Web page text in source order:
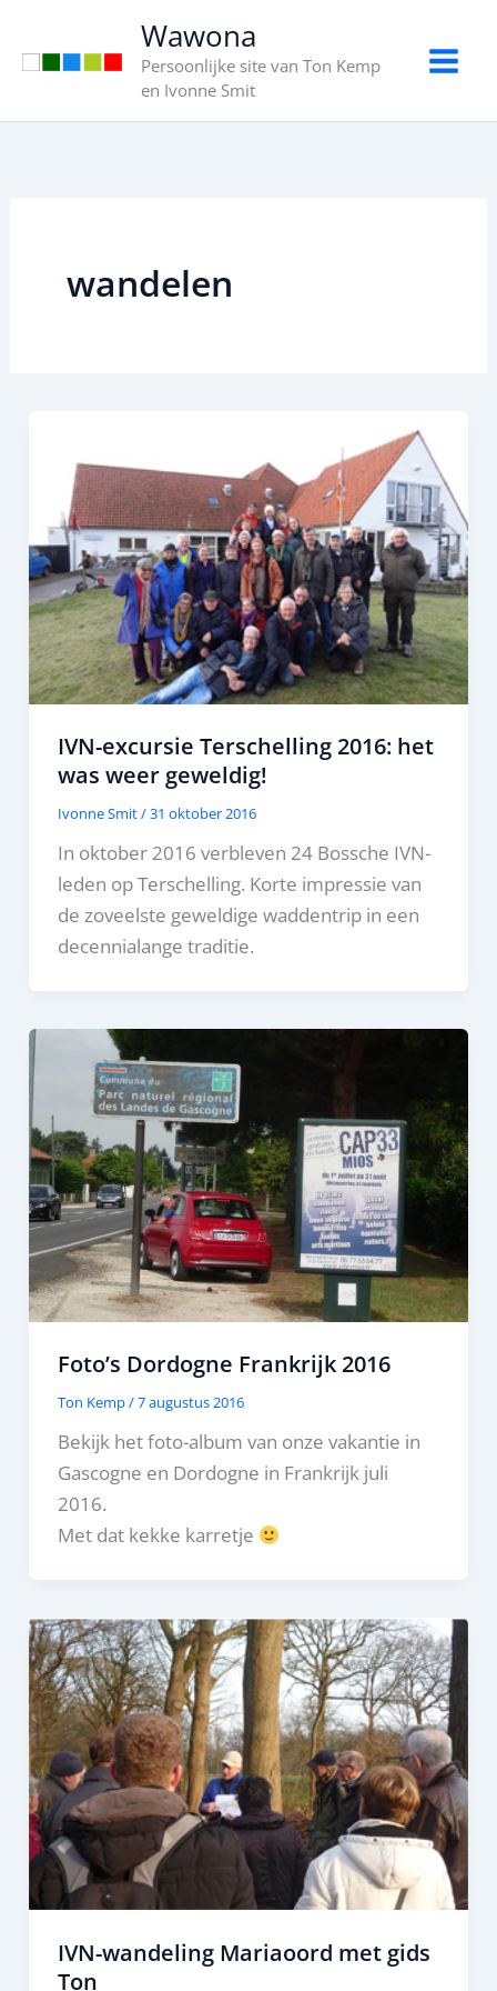
Wawona
Persoonlijke site van Ton Kemp
en Ivonne Smit
wandelen
IVN-excursie Terschelling 2016: het
was weer geweldig!
Ivonne Smit/31 oktober 2016
In oktober 2016 verbleven 24 Bossche IVN-
leden op Terschelling. Korte impressie van
de zoveelste geweldige waddentrip in een
decennialange traditie.
Foto’s Dordogne Frankrijk 2016
Ton Kemp/7 augustus 2016
Bekijk het foto-album van onze vakantie in
Gascogne en Dordogne in Frankrijk juli
2016.
Met dat kekke karretje
IVN-wandeling Mariaoord met gids
Ton